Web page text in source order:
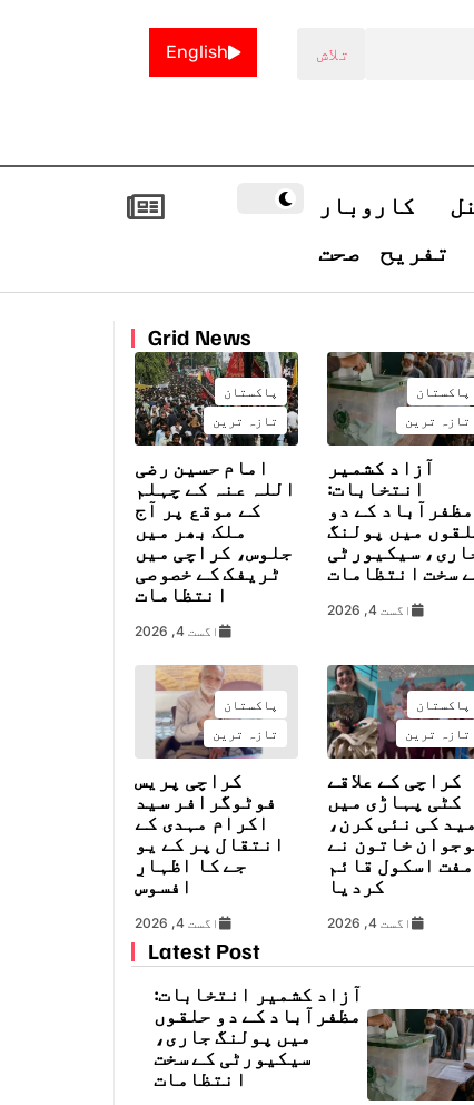
English
کاروبار
تفریح صحت
Grid News
پاکستان
تازہ ترین
آزاد کشمیر
انتخابات:
مظفرآباد کے دو
میں پولنگ
سیکیورٹی
سخت انتظامات
اگست 4, 2026
پاکستان
تازہ ترین
امام حسین رضی
اللہ عنہ کے چہلم
کے موقع پر آج
ملک بھر میں
جلوس، کراچی میں
ٹریفک کے خصوصی
انتظامات
اگست 4, 2026
پاکستان
تازہ ترین
کراچی کے علاقے
کٹی پہاڑی میں
کی نئی کرن،
خاتون نے
مفت اسکول قائم
کردیا
اگست 4, 2026
پاکستان
تازہ ترین
کراچی پریس
فوٹوگرافر سید
اکرام مہدی کے
انتقال پر کے یو
جے کا اظہارِ
افسوس
اگست 4, 2026
Latest Post
آزاد کشمیر انتخابات:
مظفرآباد کے دو حلقوں
میں پولنگ جاری،
سیکیورٹی کے سخت
انتظامات